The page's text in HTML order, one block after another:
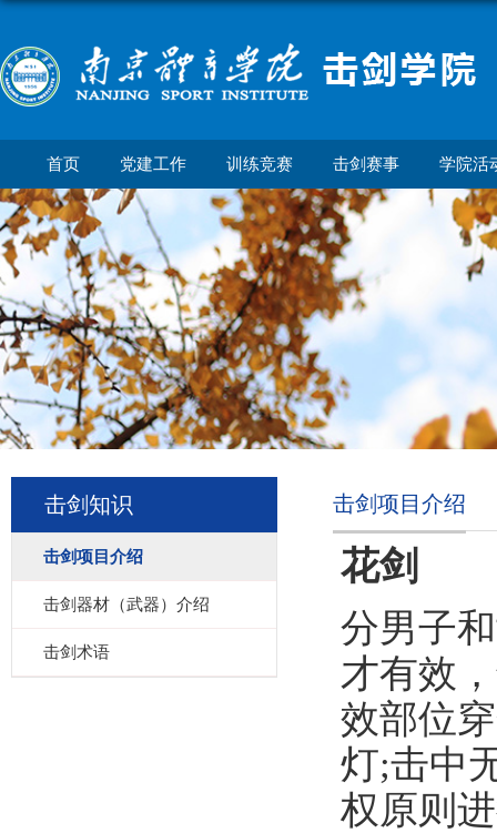
首页 党建工作 训练竞赛 击剑赛事 学院活
击剑知识
击剑项目介绍
击剑器材（武器）介绍
击剑术语
击剑项目介绍
花剑
分男子
才有效
效部位
灯;击中
权原则